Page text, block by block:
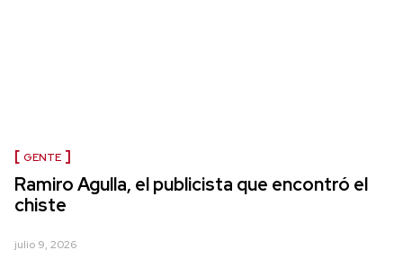
GENTE
Ramiro Agulla, el publicista que encontró el
chiste
julio 9, 2026